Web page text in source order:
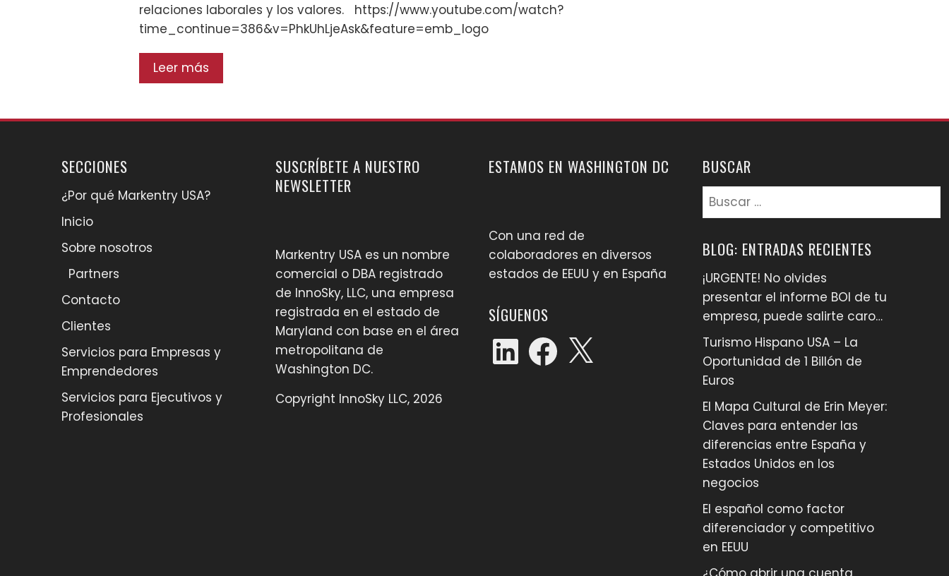
relaciones laborales y los valores. https://www.youtube.com/watch?
time_continue=386&v=PhkUhLjeAsk&feature=emb_logo
Leer más
SECCIONES
¿Por qué Markentry USA?
Inicio
Sobre nosotros
Partners
Contacto
Clientes
Servicios para Empresas y
Emprendedores
Servicios para Ejecutivos y
Profesionales
SUSCRÍBETE A NUESTRO
NEWSLETTER
Markentry USA es un nombre
comercial o DBA registrado
de InnoSky, LLC, una empresa
registrada en el estado de
Maryland con base en el área
metropolitana de
Washington DC.
Copyright InnoSky LLC, 2026
ESTAMOS EN WASHINGTON DC
Con una red de
colaboradores en diversos
estados de EEUU y en España
SÍGUENOS
LinkedInFacebook
X
BUSCAR
Buscar:
BLOG: ENTRADAS RECIENTES
¡URGENTE! No olvides
presentar el informe BOI de tu
empresa, puede salirte caro…
Turismo Hispano USA – La
Oportunidad de 1 Billón de
Euros
El Mapa Cultural de Erin Meyer:
Claves para entender las
diferencias entre España y
Estados Unidos en los
negocios
El español como factor
diferenciador y competitivo
en EEUU